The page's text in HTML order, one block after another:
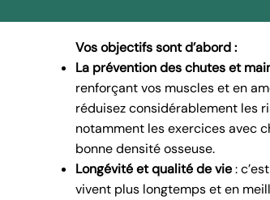
Vos objectifs sont d’abord :
La prévention des chutes et
renforçant vos muscles et en
réduisez considérablement les
notamment les exercices avec
bonne densité osseuse.
Longévité et qualité de vie:
vivent plus longtemps et en